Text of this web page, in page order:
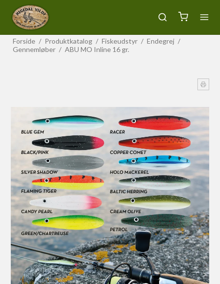
Forside / Produktkatalog / Fiskeudstyr / Endegrej /
Gennemløber / ABU MO Inline 16 gr.